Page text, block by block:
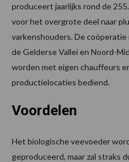
produceert jaarlijks rond de
voor het overgrote deel naar
varkenshouders. De
de Gelderse Vallei en Noord-
worden met eigen chauffeurs
productielocaties bediend.
Voordelen
Het biologische veevoeder
geproduceerd, maar zal straks